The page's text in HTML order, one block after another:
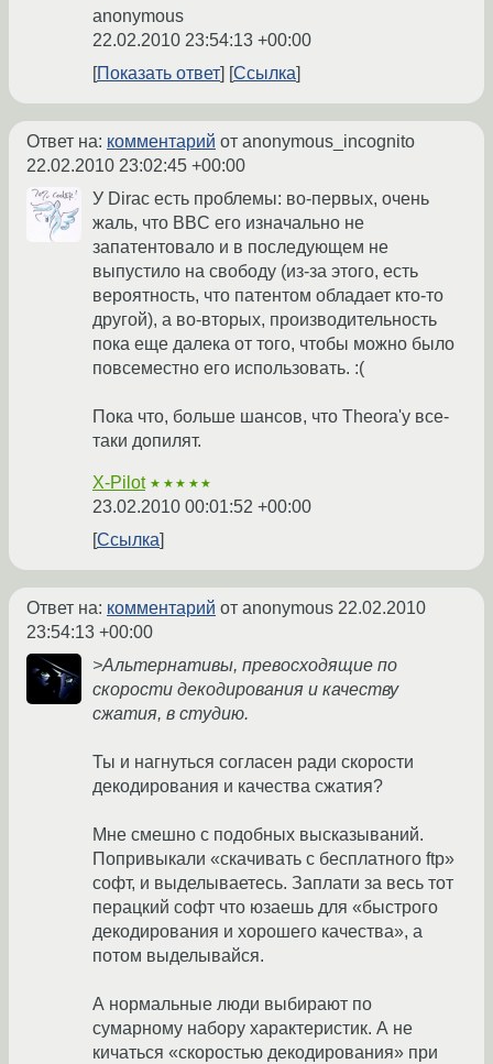
anonymous
22.02.2010 23:54:13 +00:00
Показать ответ
Ссылка
Ответ на: комментарий от anonymous_incognito
22.02.2010 23:02:45 +00:00
У Dirac есть проблемы: во-первых, очень
жаль, что BBC его изначально не
запатентовало и в последующем не
выпустило на свободу (из-за этого, есть
вероятность, что патентом обладает кто-то
другой), а во-вторых, производительность
пока еще далека от того, чтобы можно было
повсеместно его использовать. :(
Пока что, больше шансов, что Theora'у все-
таки допилят.
X-Pilot ★★★★★
23.02.2010 00:01:52 +00:00
Ссылка
Ответ на: комментарий от anonymous 22.02.2010
23:54:13 +00:00
>Альтернативы, превосходящие по
скорости декодирования и качеству
сжатия, в студию.
Ты и нагнуться согласен ради скорости
декодирования и качества сжатия?
Мне смешно с подобных высказываний.
Попривыкали «скачивать с бесплатного ftp»
софт, и выделываетесь. Заплати за весь тот
перацкий софт что юзаешь для «быстрого
декодирования и хорошего качества», а
потом выделывайся.
А нормальные люди выбирают по
сумарному набору характеристик. А не
кичаться «скоростью декодирования» при